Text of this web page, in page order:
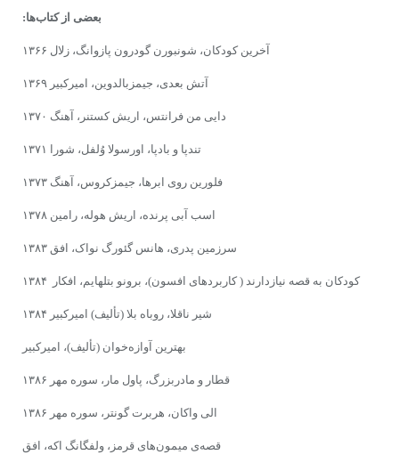
بعضى از کتاب‌ها:
آخرین کودکان، شونبورن گودرون پازوانگ، زلال ۱۳۶۶
آتش بعدى، جیمزبالدوین، امیرکبیر ۱۳۶۹
دایى من فرانتس، اریش کستنر، آهنگ ۱۳۷۰
تندپا و بادپا، اورسولا وُلفل، شورا ۱۳۷۱
فلورین روى ابرها، جیمزکروس، آهنگ ۱۳۷۳
اسب آبى پرنده، اریش هوله، رامین ۱۳۷۸
سرزمین پدرى، هانس گئورگ نواک، افق ۱۳۸۳
کودکان به قصه نیازدارند ( کاربردهاى افسون)، برونو بتلهایم، افکار ۱۳۸۴
شیر ناقلا، روباه بلا (تألیف) امیرکبیر ۱۳۸۴
بهترین آوازه‌خوان (تألیف)، امیرکبیر
قطار و مادربزرگ، پاول مار، سوره‌ مهر ۱۳۸۶
الى واکان، هربرت گونتر، سوره‌ مهر ۱۳۸۶
قصه‌ى میمون‌هاى قرمز، ولفگانگ اکه، افق